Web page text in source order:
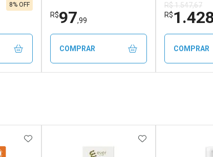
8% OFF
R$97,99
COMPRAR
R$ 1.547,67
R$
COMPRAR
ADICIONAR AOS FAVORITOSADICIONAR AOS